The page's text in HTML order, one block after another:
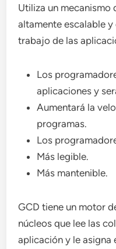
Utiliza un
altamente escalable
trabajo de las
Los
aplicaciones y
Aumentará la
programas.
Los
Más legible.
Más mantenible.
GCD tiene un motor
núcleos que lee las
aplicación y le asigna